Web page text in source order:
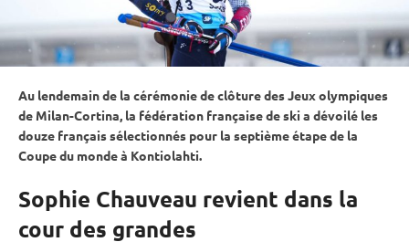
Au lendemain de la cérémonie de clôture desJeux olympiques
de Milan-Cortina, la fédération française de ski a dévoilé les
douze français sélectionnés pour la septième étape de la
Coupe du mondeà Kontiolahti.
Sophie Chauveau revient dans la
cour des grandes